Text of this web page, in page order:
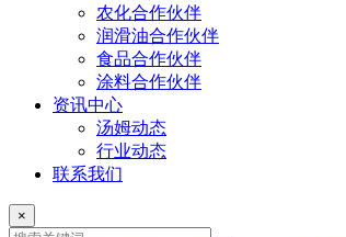
农化合作伙伴
润滑油合作伙伴
食品合作伙伴
涂料合作伙伴
资讯中心
汤姆动态
行业动态
联系我们
×